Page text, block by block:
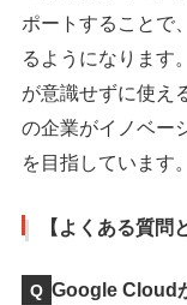
ポートすることで
るようになります
が意識せずに使え
の企業がイノベー
を目指しています。
【よくある質問
Google Cloud